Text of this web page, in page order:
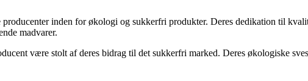
inden for økologi og sukkerfri produkter. Deres dedikation til
madvarer.
være stolt af deres bidrag til det sukkerfri marked. Deres økologiske